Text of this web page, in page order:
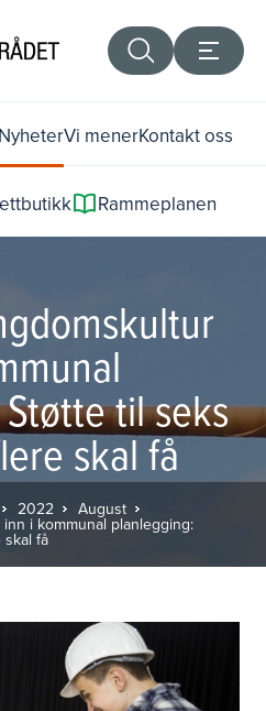
NyheterVi menerKontakt oss
Rammeplanen
til seks
skal få
2022 August
i kommunal planlegging:
få